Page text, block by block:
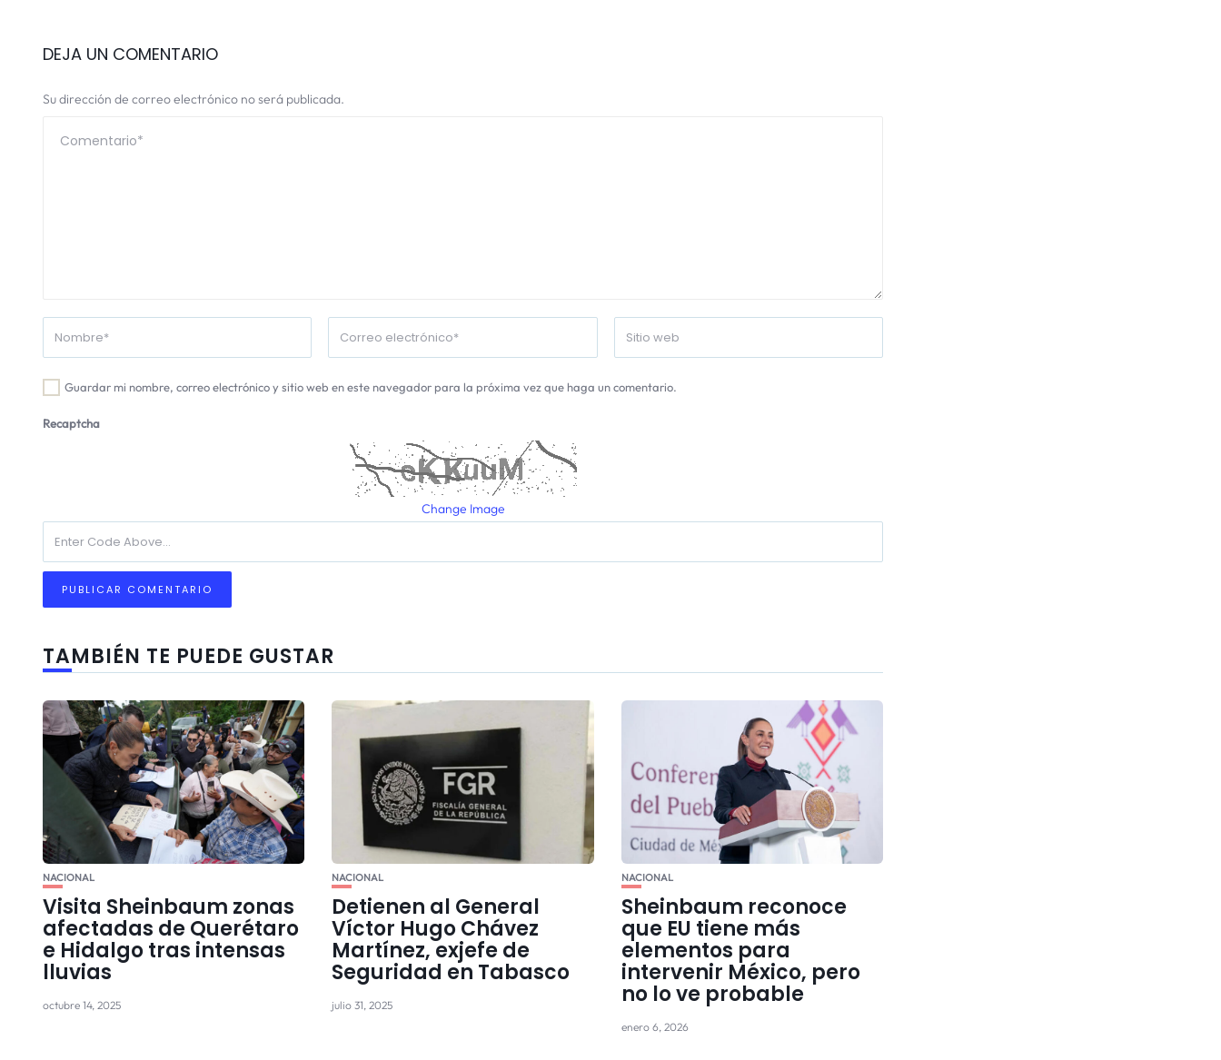
DEJA UN COMENTARIO
Su dirección de correo electrónico no será publicada.
Guardar mi nombre, correo electrónico y sitio web en este navegador para la próxima vez que haga un comentario.
Recaptcha
Change Image
TAMBIÉN TE PUEDE GUSTAR
NACIONAL
Visita Sheinbaum zonas
afectadas de Querétaro
e Hidalgo tras intensas
lluvias
octubre 14, 2025
NACIONAL
Detienen al General
Víctor Hugo Chávez
Martínez, exjefe de
Seguridad en Tabasco
julio 31, 2025
NACIONAL
Sheinbaum reconoce
que EU tiene más
elementos para
intervenir México, pero
no lo ve probable
enero 6, 2026